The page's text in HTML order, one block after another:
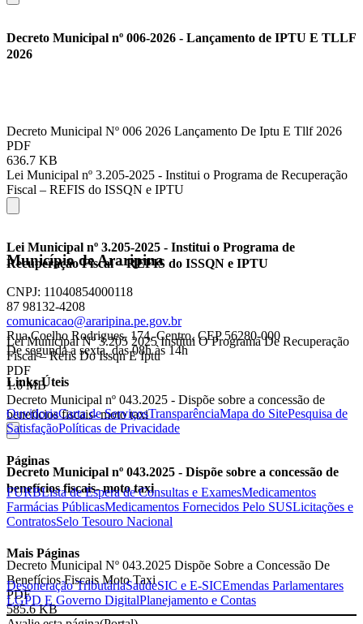
Decreto Municipal nº 006-2026 - Lançamento de IPTU E TLLF
2026
Decreto Municipal Nº 006 2026 Lançamento De Iptu E Tllf 2026
PDF
636.7 KB
Lei Municipal nº 3.205-2025 - Institui o Programa de Recuperação
Fiscal – REFIS do ISSQN e IPTU
Lei Municipal nº 3.205-2025 - Institui o Programa de
Recuperação Fiscal – REFIS do ISSQN e IPTU
Lei Municipal Nº 3.205 2025 Institui O Programa De Recuperação
Fiscal – Refis Do Issqn E Iptu
PDF
1.6 MB
Decreto Municipal nº 043.2025 - Dispõe sobre a concessão de
benefícios fiscais- moto taxi
Decreto Municipal nº 043.2025 - Dispõe sobre a concessão de
benefícios fiscais- moto taxi
Decreto Municipal Nº 043.2025 Dispõe Sobre a Concessão De
Benefícios Fiscais Moto Taxi
PDF
585.6 KB
Município de Araripina
CNPJ: 11040854000118
87 98132-4208
comunicacao@araripina.pe.gov.br
Rua Coelho Rodrigues, 174, Centro, CEP 56280-000
De segunda a sexta, das 08h às 14h
Links Úteis
OuvidoriaCarta de ServiçosTransparênciaMapa do SitePesquisa de
SatisfaçãoPolíticas de Privacidade
Páginas
FURBLista de Espera de Consultas e ExamesMedicamentos
Farmácias PúblicasMedicamentos Fornecidos Pelo SUSLicitações e
ContratosSelo Tesouro Nacional
Mais Páginas
Desoneração TributáriaSaúdeSIC e E-SICEmendas Parlamentares
LGPD E Governo DigitalPlanejamento e Contas